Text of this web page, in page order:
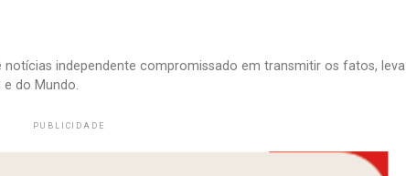
notícias independente compromissado em transmitir os fatos, leva
e do Mundo.
PUBLICIDADE